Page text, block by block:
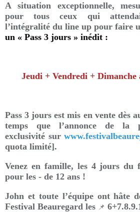
A situation exceptionnelle,
pour tous ceux qui
l’intégralité du line up pour faire
un « Pass 3 jours » inédit :
Jeudi + Vendredi + Dimanche
Pass 3 jours est mis en vente dès
temps que l’annonce de la
exclusivité sur
quota limité].
Venez en famille, les 4 jours du
pour les - de 12 ans !
John et toute l’équipe ont hâte
Festival Beauregard les 📌